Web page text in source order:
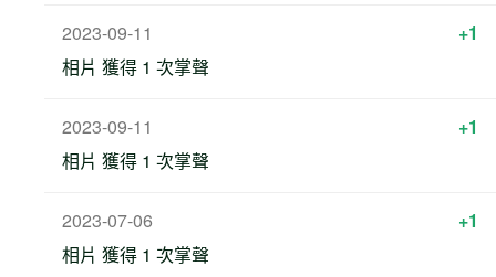
2023-09-11
+1
相片 獲得 1 次掌聲
2023-09-11
+1
相片 獲得 1 次掌聲
2023-07-06
+1
相片 獲得 1 次掌聲